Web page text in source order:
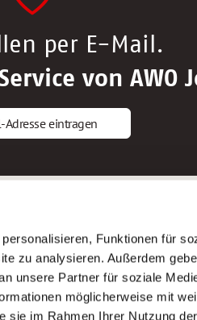
Funktionen für
zu analysieren. Außerdem
unsere Partner für soziale
möglicherweise mit
sie im Rahmen Ihrer Nutzung
per E-Mail.
von AWO
Adresse eintragen
AWO Gliederungen nach
Stellenangebote nach
Sitemap
Impressum
Datenschutz